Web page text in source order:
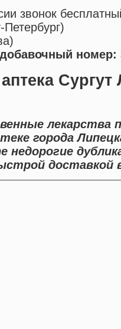
звонок
Петербург)
номер:
Сургут
лекарства
города
недорогие
доставкой